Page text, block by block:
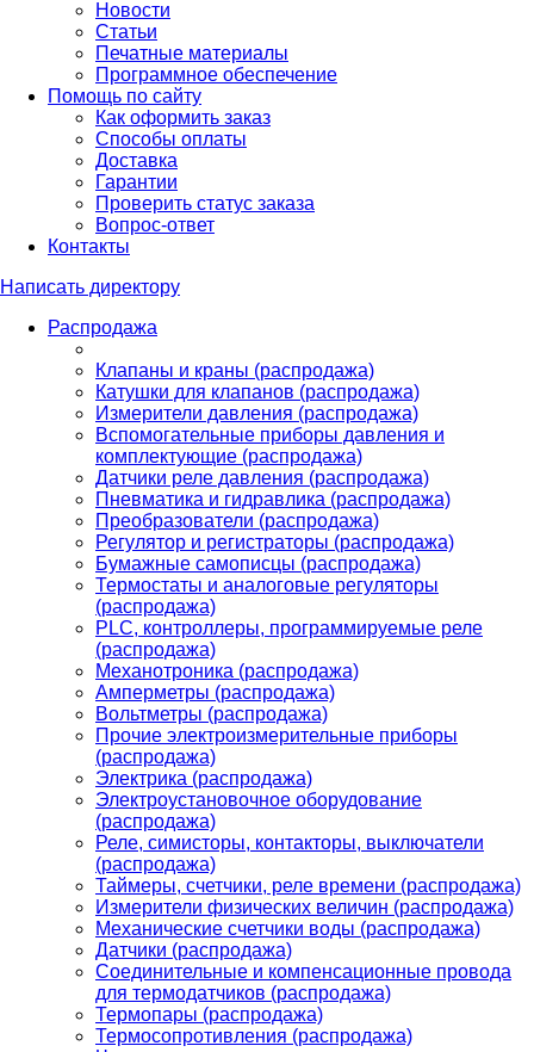
Новости
Статьи
Печатные материалы
Программное обеспечение
Помощь по сайту
Как оформить заказ
Способы оплаты
Доставка
Гарантии
Проверить статус заказа
Вопрос-ответ
Контакты
Написать директору
Распродажа
Клапаны и краны (распродажа)
Катушки для клапанов (распродажа)
Измерители давления (распродажа)
Вспомогательные приборы давления и
комплектующие (распродажа)
Датчики реле давления (распродажа)
Пневматика и гидравлика (распродажа)
Преобразователи (распродажа)
Регулятор и регистраторы (распродажа)
Бумажные самописцы (распродажа)
Термостаты и аналоговые регуляторы
(распродажа)
PLС, контроллеры, программируемые реле
(распродажа)
Механотроника (распродажа)
Амперметры (распродажа)
Вольтметры (распродажа)
Прочие электроизмерительные приборы
(распродажа)
Электрика (распродажа)
Электроустановочное оборудование
(распродажа)
Реле, симисторы, контакторы, выключатели
(распродажа)
Таймеры, счетчики, реле времени (распродажа)
Измерители физических величин (распродажа)
Механические счетчики воды (распродажа)
Датчики (распродажа)
Соединительные и компенсационные провода
для термодатчиков (распродажа)
Термопары (распродажа)
Термосопротивления (распродажа)